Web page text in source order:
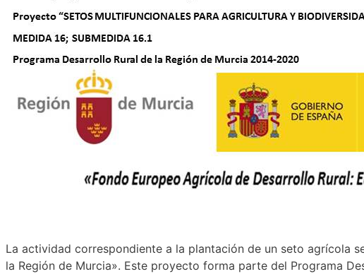
La actividad correspondiente a la plantación de un seto agrícola
la Región de Murcia». Este proyecto forma parte del Programa